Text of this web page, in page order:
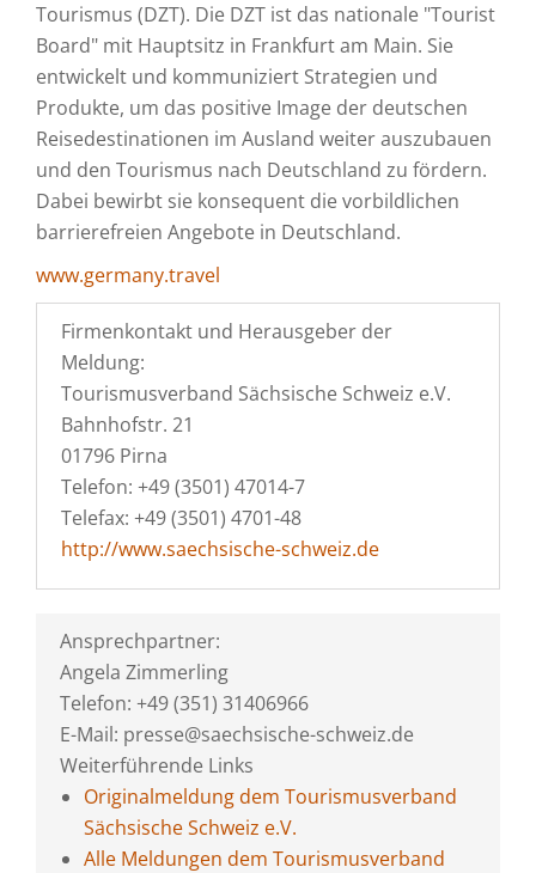
Tourismus (DZT). Die DZT ist das nationale "Tourist
Board" mit Hauptsitz in Frankfurt am Main. Sie
entwickelt und kommuniziert Strategien und
Produkte, um das positive Image der deutschen
Reisedestinationen im Ausland weiter auszubauen
und den Tourismus nach Deutschland zu fördern.
Dabei bewirbt sie konsequent die vorbildlichen
barrierefreien Angebote in Deutschland.
www.germany.travel
Firmenkontakt und Herausgeber der
Meldung:
Tourismusverband Sächsische Schweiz e.V.
Bahnhofstr. 21
01796 Pirna
Telefon: +49 (3501) 47014-7
Telefax: +49 (3501) 4701-48
http://www.saechsische-schweiz.de
Ansprechpartner:
Angela Zimmerling
Telefon: +49 (351) 31406966
E-Mail: presse@saechsische-schweiz.de
Weiterführende Links
Originalmeldung dem Tourismusverband
Sächsische Schweiz e.V.
Alle Meldungen dem Tourismusverband